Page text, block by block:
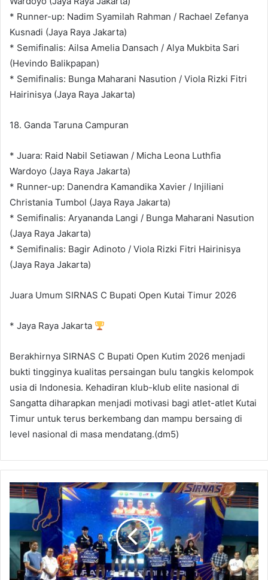
* Runner-up: Nadim Syamilah Rahman / Rachael Zefanya
Kusnadi (Jaya Raya Jakarta)
* Semifinalis: Ailsa Amelia Dansach / Alya Mukbita Sari
(Hevindo Balikpapan)
* Semifinalis: Bunga Maharani Nasution / Viola Rizki Fitri
Hairinisya (Jaya Raya Jakarta)
18. Ganda Taruna Campuran
* Juara: Raid Nabil Setiawan / Micha Leona Luthfia
Wardoyo (Jaya Raya Jakarta)
* Runner-up: Danendra Kamandika Xavier / Injiliani
Christania Tumbol (Jaya Raya Jakarta)
* Semifinalis: Aryananda Langi / Bunga Maharani Nasution
(Jaya Raya Jakarta)
* Semifinalis: Bagir Adinoto / Viola Rizki Fitri Hairinisya
(Jaya Raya Jakarta)
Juara Umum SIRNAS C Bupati Open Kutai Timur 2026
* Jaya Raya Jakarta
Berakhirnya SIRNAS C Bupati Open Kutim 2026 menjadi
bukti tingginya kualitas persaingan bulu tangkis kelompok
usia di Indonesia. Kehadiran klub-klub elite nasional di
Sangatta diharapkan menjadi motivasi bagi atlet-atlet Kutai
Timur untuk terus berkembang dan mampu bersaing di
level nasional di masa mendatang.(dm5)